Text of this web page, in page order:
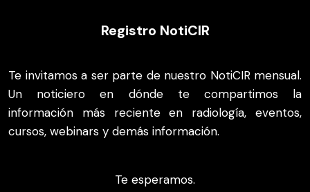
Registro NotiCIR
Te invitamos a ser parte de nuestro NotiCIR mensual.
Un noticiero en dónde te compartimos la
información más reciente en radiología, eventos,
cursos, webinars y demás información.
Te esperamos.